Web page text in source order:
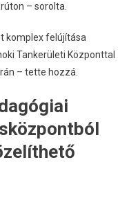
– sorolta.
komplex felújítása
Tankerületi Központtal
– tette hozzá.